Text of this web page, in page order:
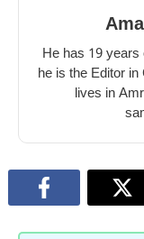
He has 19
he is the Editor
lives in